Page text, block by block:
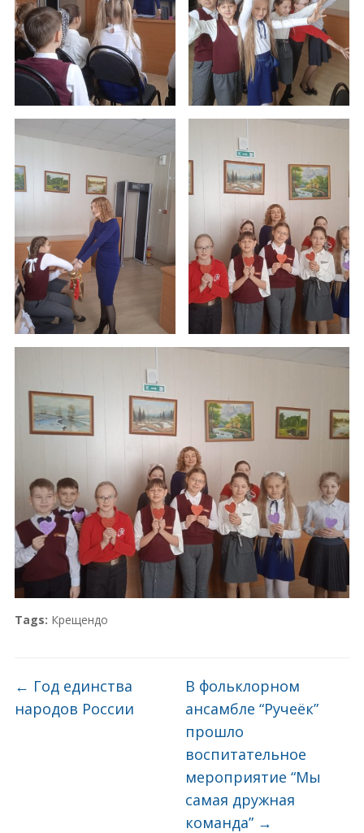
Tags: Крещендо
← Год единства
народов России
В фольклорном
ансамбле “Ручеёк”
прошло
воспитательное
мероприятие “Мы
самая дружная
команда” →